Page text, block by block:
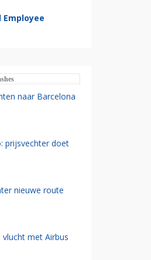
Employee
naar Barcelona
prijsvechter doet
nieuwe route
met Airbus